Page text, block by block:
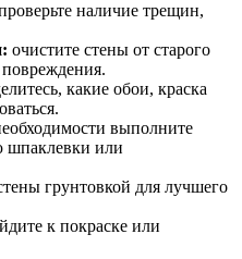
наличие трещин,
очистите стены от старого
какие обои, краска
выполните
шпаклевки или
грунтовкой для лучшего
к покраске или